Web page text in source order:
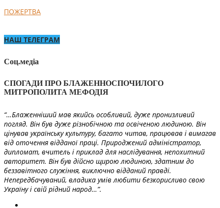
ПОЖЕРТВА
НАШ ТЕЛЕГРАМ
Соц.медіа
СПОГАДИ ПРО БЛАЖЕННОСПОЧИЛОГО
МИТРОПОЛИТА МЕФОДІЯ
“…Блаженніший мав якийсь особливий, дуже пронизливий
погляд. Він був дуже різнобічною та освіченою людиною. Він
цінував українську культуру, багато читав, працював і вимагав
від оточення відданої праці. Природжений адміністратор,
дипломат, вчитель і приклад для наслідування, непохитний
авторитет. Він був дійсно щирою людиною, здатним до
беззавітного служіння, виключно відданий правді.
Непередбачуваний, владика умів любити безкорисливо свою
Україну і свій рідний народ…”.